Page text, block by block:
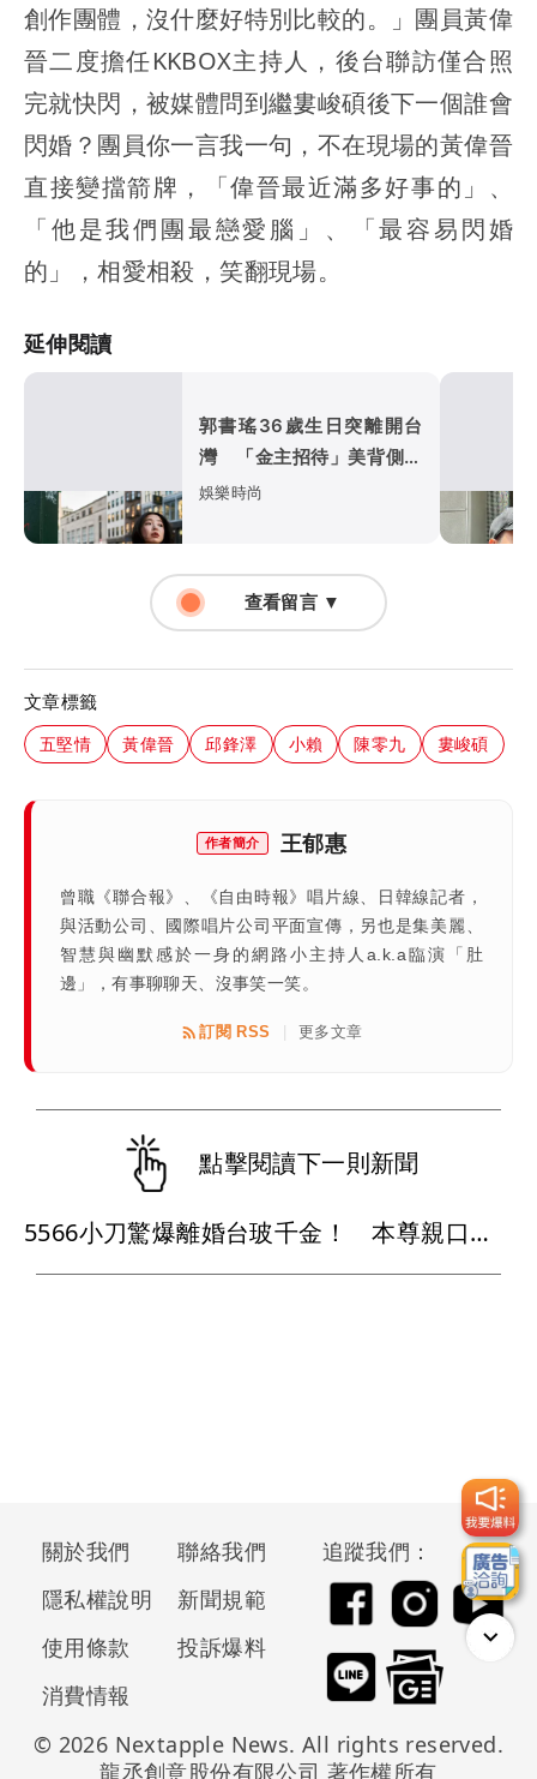
創作團體，沒什麼好特別比較的。」團員黃偉
晉二度擔任KKBOX主持人，後台聯訪僅合照
完就快閃，被媒體問到繼婁峻碩後下一個誰會
閃婚？團員你一言我一句，不在現場的黃偉晉
直接變擋箭牌，「偉晉最近滿多好事的」、
「他是我們團最戀愛腦」、「最容易閃婚
的」，相愛相殺，笑翻現場。
延伸閱讀
郭書瑤36歲生日突離開台
灣 「金主招待」美背側乳
紐約街頭全都露
娛樂時尚
查看留言 ▼
文章標籤
五堅情 黃偉晉 邱鋒澤 小賴 陳零九 婁峻碩
作者簡介 王郁惠
曾職《聯合報》、《自由時報》唱片線、日韓線記者，
與活動公司、國際唱片公司平面宣傳，另也是集美麗、
智慧與幽默感於一身的網路小主持人a.k.a臨演「肚
邊」，有事聊聊天、沒事笑一笑。
訂閱 RSS 更多文章
點擊閱讀下一則新聞
5566小刀驚爆離婚台玻千金！ 本尊親口發文證實豪門婚變！
關於我們
聯絡我們
隱私權說明
新聞規範
使用條款
投訴爆料
消費情報
追蹤我們：
© 2026 Nextapple News. All rights reserved.
龍丞創意股份有限公司 著作權所有